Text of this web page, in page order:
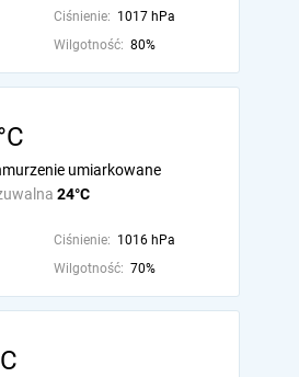
Ciśnienie: 1017 hPa
Wilgotność: 80%
24°C
umiarkowane
Ciśnienie: 1016 hPa
Wilgotność: 70%